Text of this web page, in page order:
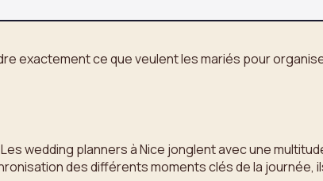
ce que veulent les mariés pour
wedding planners à Nice jonglent avec une
des différents moments clés de la